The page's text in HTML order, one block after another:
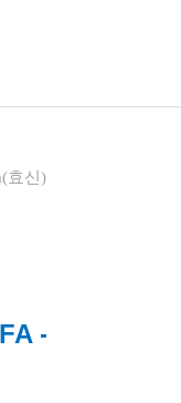
효신)
-